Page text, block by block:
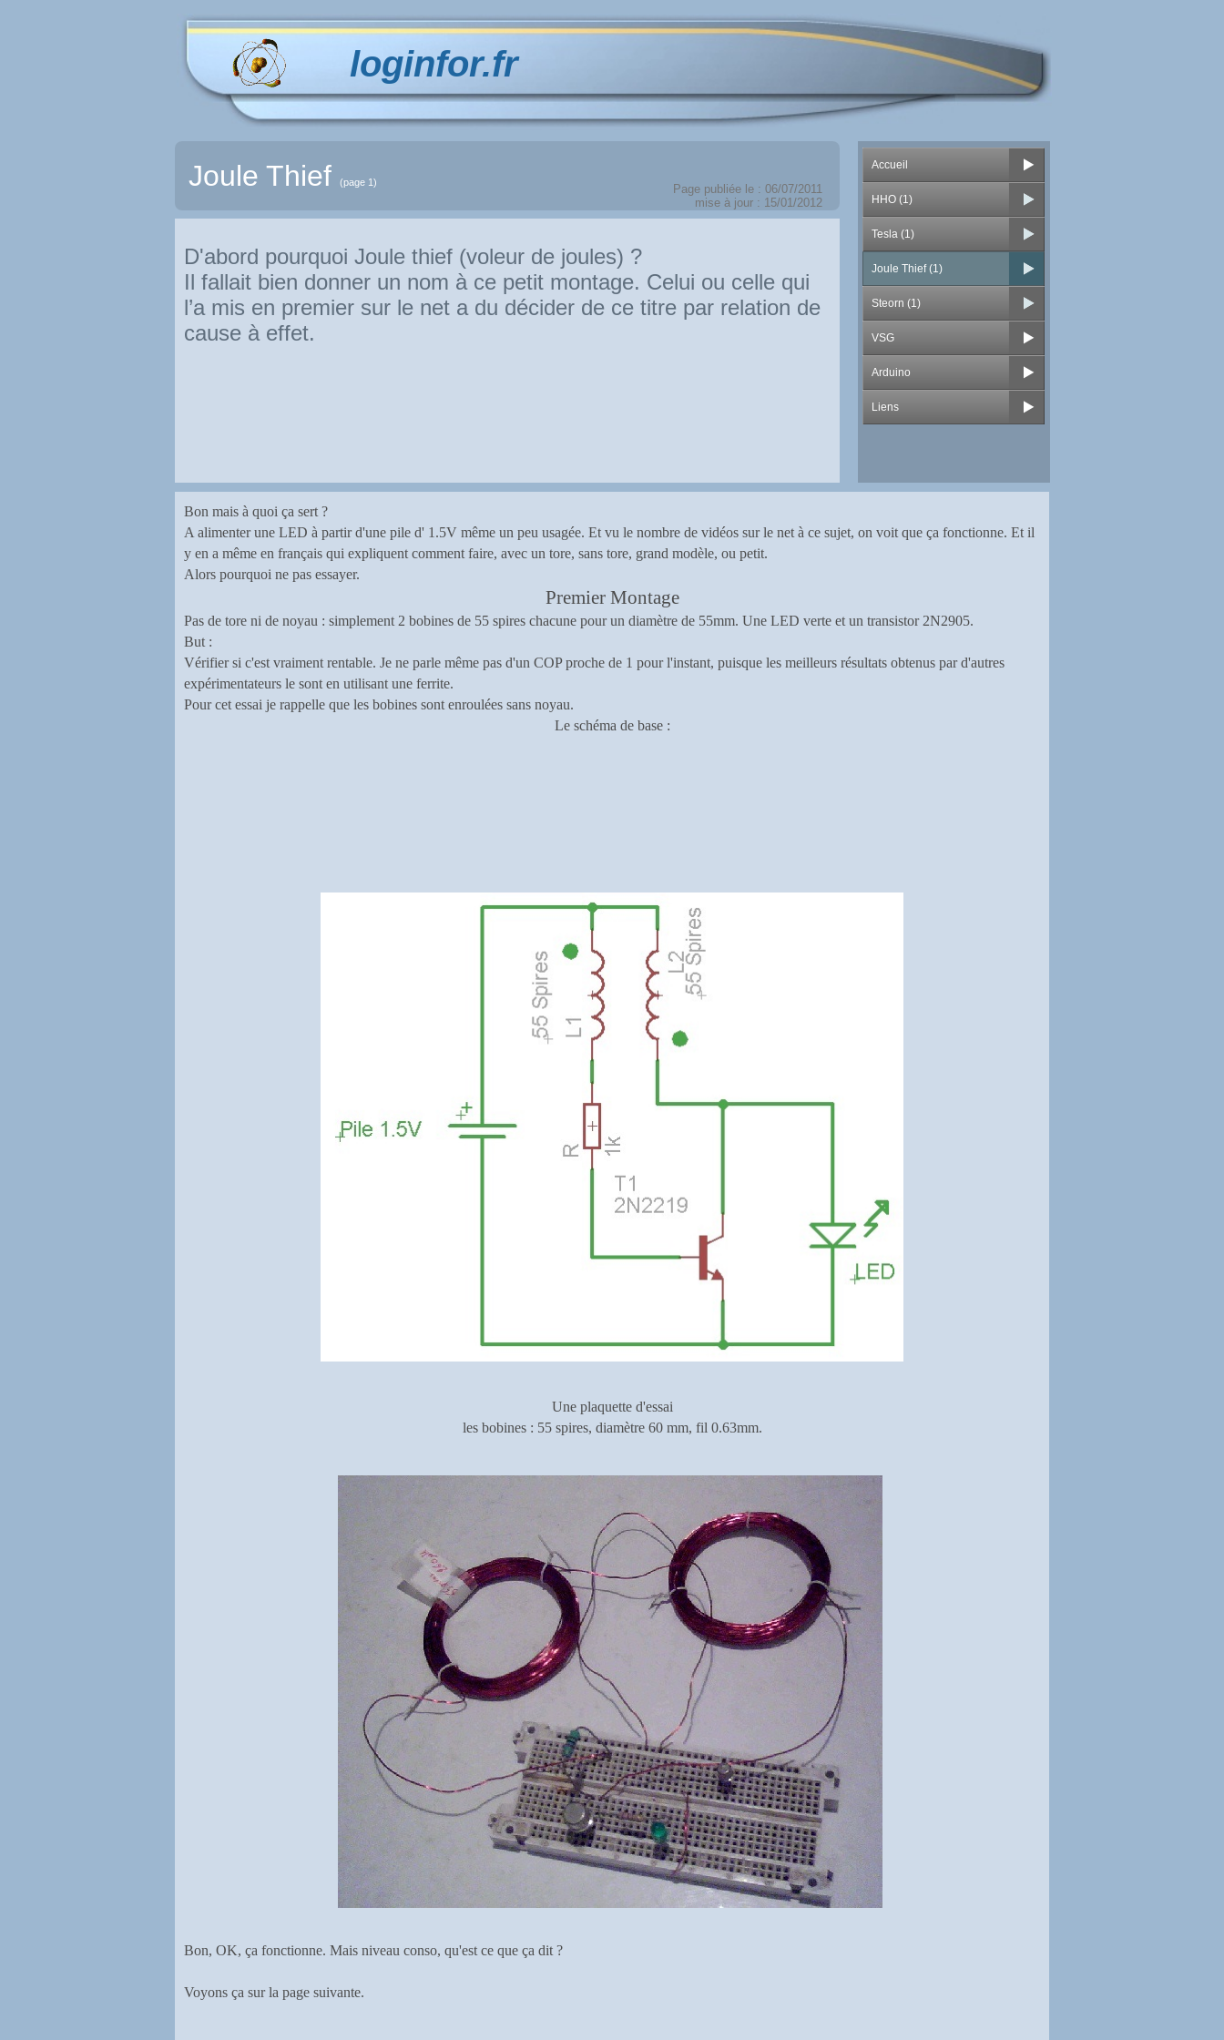
loginfor.fr
Accueil
HHO (1)
Tesla (1)
Joule Thief (1)
Steorn (1)
VSG
Arduino
Liens
Alors pourquoi ne pas essayer.
Joule Thief (page 1)
Page publiée le : 06/07/2011
mise à jour : 15/01/2012
Bon, OK, ça fonctionne. Mais niveau conso, qu'est ce que ça dit ?
Voyons ça sur la page suivante.
D'abord pourquoi Joule thief (voleur de joules) ?
Il fallait bien donner un nom à ce petit montage. Celui ou celle qui
l’a mis en premier sur le net a du décider de ce titre par relation de
cause à effet.
Bon mais à quoi ça sert ?
A alimenter une LED à partir d'une pile d' 1.5V même un peu usagée. Et vu le nombre de vidéos sur le net à ce sujet, on voit que ça fonctionne. Et il
y en a même en français qui expliquent comment faire, avec un tore, sans tore, grand modèle, ou petit.
Alors pourquoi ne pas essayer.
Premier Montage
Pas de tore ni de noyau : simplement 2 bobines de 55 spires chacune pour un diamètre de 55mm. Une LED verte et un transistor 2N2905.
But :
Vérifier si c'est vraiment rentable. Je ne parle même pas d'un COP proche de 1 pour l'instant, puisque les meilleurs résultats obtenus par d'autres
expérimentateurs le sont en utilisant une ferrite.
Pour cet essai je rappelle que les bobines sont enroulées sans noyau.
Le schéma de base :
Une plaquette d'essai
les bobines : 55 spires, diamètre 60 mm, fil 0.63mm.